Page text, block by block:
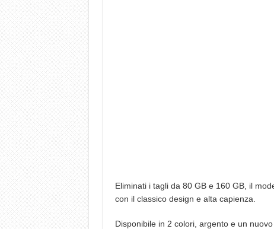
Eliminati i tagli da 80 GB e 160 GB, il
con il classico design e alta capienza.
Disponibile in 2 colori, argento e un